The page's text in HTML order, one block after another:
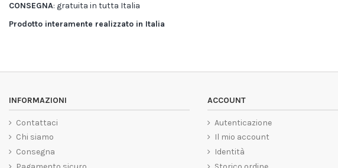
CONSEGNA: gratuita in tutta Italia
Prodotto interamente realizzato in Italia
INFORMAZIONI
Contattaci
Chi siamo
Consegna
ACCOUNT
Autenticazione
Il mio account
Identità